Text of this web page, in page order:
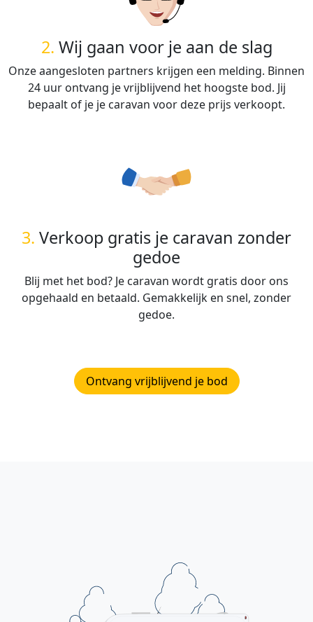
2. Wij gaan voor je aan de slag
Onze aangesloten partners krijgen een melding. Binnen
24 uur ontvang je vrijblijvend het hoogste bod. Jij
bepaalt of je je caravan voor deze prijs verkoopt.
3. Verkoop gratis je caravan zonder
gedoe
Blij met het bod? Je caravan wordt gratis door ons
opgehaald en betaald. Gemakkelijk en snel, zonder
gedoe.
Ontvang vrijblijvend je bod